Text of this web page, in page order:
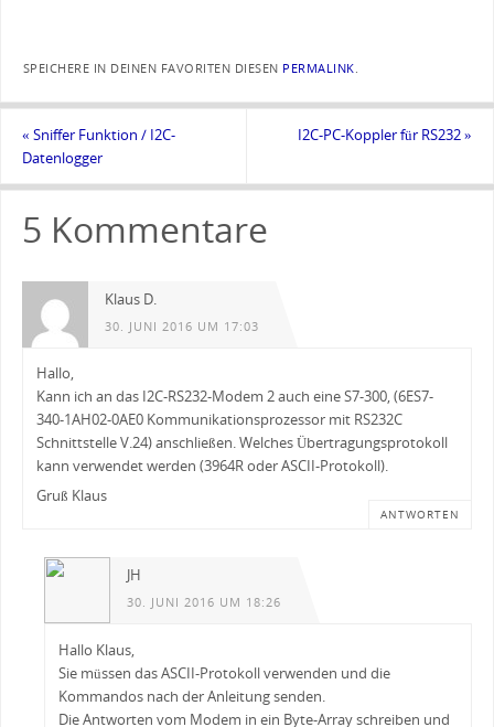
SPEICHERE IN DEINEN FAVORITEN DIESEN PERMALINK.
« Sniffer Funktion / I2C-
Datenlogger
I2C-PC-Koppler für RS232»
5 Kommentare
Klaus D.
30. JUNI 2016 UM 17:03
Hallo,
Kann ich an das I2C-RS232-Modem 2 auch eine S7-300, (6ES7-
340-1AH02-0AE0 Kommunikationsprozessor mit RS232C
Schnittstelle V.24) anschließen. Welches Übertragungsprotokoll
kann verwendet werden (3964R oder ASCII-Protokoll).
Gruß Klaus
ANTWORTEN
JH
30. JUNI 2016 UM 18:26
Hallo Klaus,
Sie müssen das ASCII-Protokoll verwenden und die
Kommandos nach der Anleitung senden.
Die Antworten vom Modem in ein Byte-Array schreiben und